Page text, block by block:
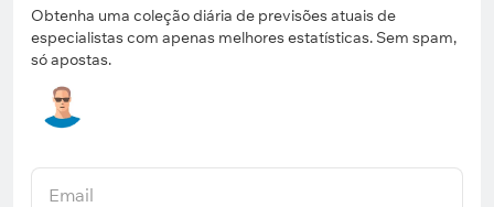
Obtenha uma coleção diária de previsões atuais de
especialistas com apenas melhores estatísticas. Sem spam,
só apostas.
Email